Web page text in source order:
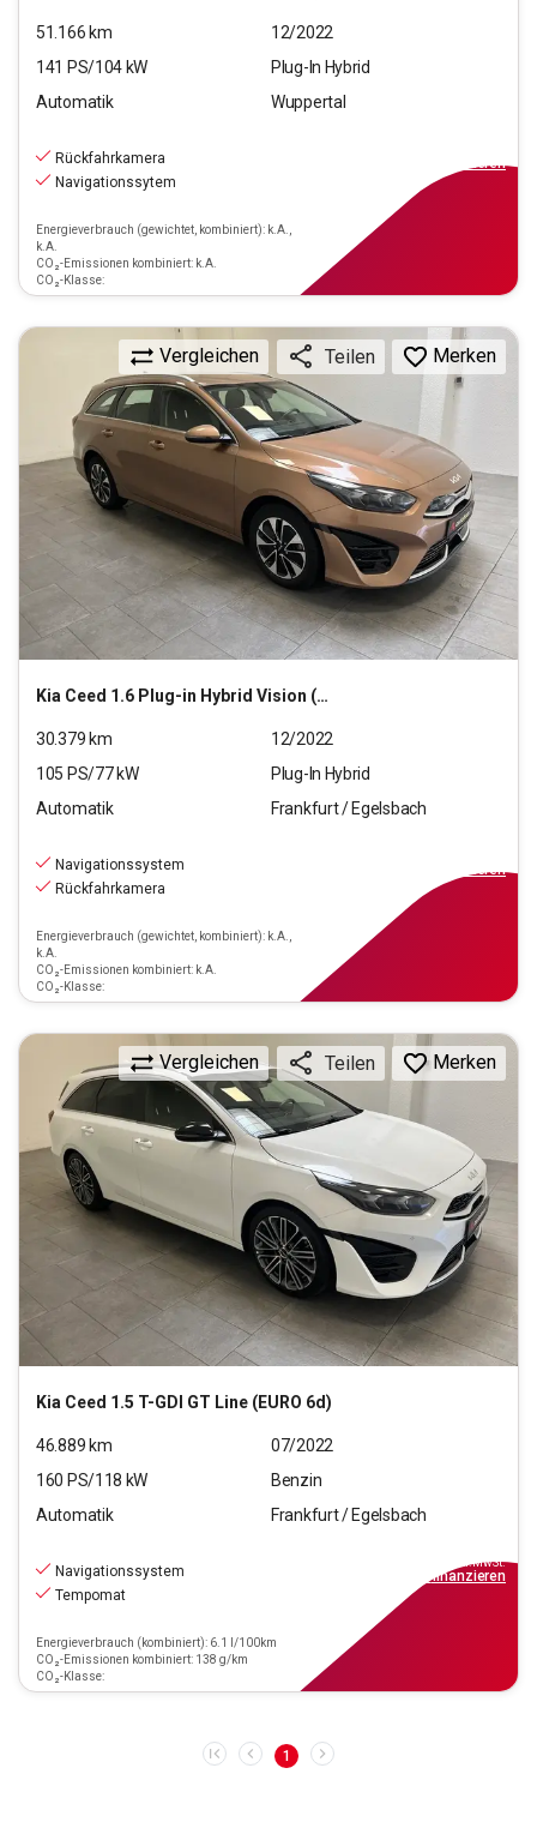
51.166 km
12/2022
141 PS/104 kW
Plug-In Hybrid
Automatik
Wuppertal
Rückfahrkamera
Navigationssytem
Energieverbrauch (gewichtet, kombiniert): k.A.,
k.A.
CO₂-Emissionen kombiniert: k.A.
CO₂-Klasse:
finanzieren
Kia Ceed 1.6 Plug-in Hybrid Vision (EURO 6d)
Vergleichen Teilen Merken
30.379 km
12/2022
105 PS/77kW
Plug-In Hybrid
Automatik
Frankfurt / Egelsbach
Navigationssystem
Rückfahrkamera
Energieverbrauch (gewichtet, kombiniert): k.A.,
k.A.
CO₂-Emissionen kombiniert: k.A.
CO₂-Klasse:
finanzieren
Kia Ceed 1.5 T-GDI GT Line (EURO 6d)
Vergleichen Teilen Merken
46.889 km
07/2022
160 PS/118 kW
Benzin
Automatik
Frankfurt / Egelsbach
Navigationssystem
Tempomat
Energieverbrauch (kombiniert): 6.1 l/100km
CO₂-Emissionen kombiniert: 138 g/km
CO₂-Klasse:
inkl.MwSt.
finanzieren
1